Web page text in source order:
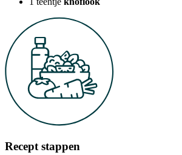
Recept stappen